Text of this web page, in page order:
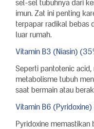
sel-sel tubuhnya dari
imun. Zat ini penting
terpapar radikal bebas
luar rumah.
Vitamin B3 (Niasin)
Seperti pantotenic
metabolisme tubuh
saat bermain atau
Vitamin B6
Pyridoxine